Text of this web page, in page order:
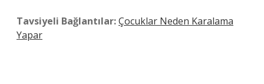
Tavsiyeli Bağlantılar:Çocuklar Neden Karalama
Yapar